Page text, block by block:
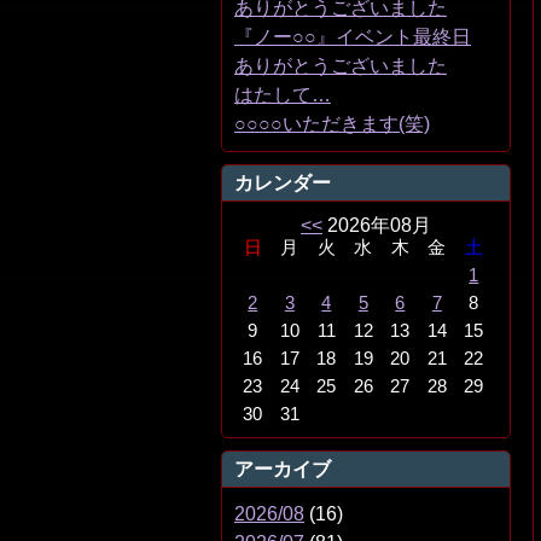
ありがとうございました
『ノー○○』イベント最終日
ありがとうございました
はたして…
○○○○いただきます(笑)
カレンダー
<< 2026年08月
日 月 火 水 木 金
土
1
2
3 4 5 6 7
8
9
10 11 12 13 14
15
16
17 18 19 20 21
22
23
24 25 26 27 28
29
30
31
アーカイブ
2026/08 (16)